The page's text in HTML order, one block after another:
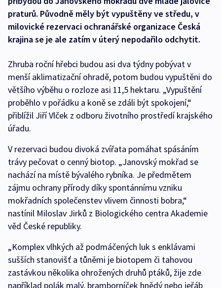
praturů. Původně měly být vypuštěny ve středu, v
milovické rezervaci ochranářské organizace Česká
krajina se je ale zatím v úterý nepodařilo odchytit.
Zhruba roční hřebci budou asi dva týdny pobývat v
menší aklimatizační ohradě, potom budou vypuštěni do
většího výběhu o rozloze asi 11,5 hektaru. „Vypuštění
proběhlo v pořádku a koně se zdáli být spokojení,“
přiblížil Jiří Vlček z odboru životního prostředí krajského
úřadu.
V rezervaci budou divoká zvířata pomáhat spásáním
trávy pečovat o cenný biotop. „Janovský mokřad se
nachází na místě bývalého rybníka. Je předmětem
zájmu ochrany přírody díky spontánnímu vzniku
mokřadních společenstev vlivem činnosti bobra,“
nastínil Miloslav Jirků z Biologického centra Akademie
věd České republiky.
„Komplex vlhkých až podmáčených luk s enklávami
sušších stanovišť a tůněmi je biotopem či tahovou
zastávkou několika ohrožených druhů ptáků, žije zde
například polák malý, bramborníček hnědý nebo jeřáb